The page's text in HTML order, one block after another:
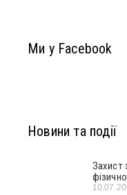
Ми у Facebook
Новини та події
Захист